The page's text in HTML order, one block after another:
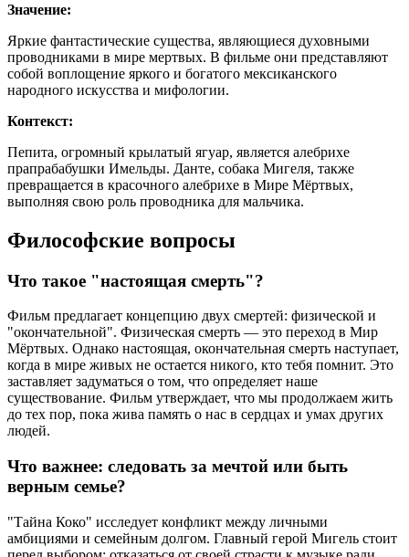
Значение:
Яркие фантастические существа, являющиеся духовными
проводниками в мире мертвых. В фильме они представляют
собой воплощение яркого и богатого мексиканского
народного искусства и мифологии.
Контекст:
Пепита, огромный крылатый ягуар, является алебрихе
прапрабабушки Имельды. Данте, собака Мигеля, также
превращается в красочного алебрихе в Мире Мёртвых,
выполняя свою роль проводника для мальчика.
Философские вопросы
Что такое "настоящая смерть"?
Фильм предлагает концепцию двух смертей: физической и
"окончательной". Физическая смерть — это переход в Мир
Мёртвых. Однако настоящая, окончательная смерть наступает,
когда в мире живых не остается никого, кто тебя помнит. Это
заставляет задуматься о том, что определяет наше
существование. Фильм утверждает, что мы продолжаем жить
до тех пор, пока жива память о нас в сердцах и умах других
людей.
Что важнее: следовать за мечтой или быть
верным семье?
"Тайна Коко" исследует конфликт между личными
амбициями и семейным долгом. Главный герой Мигель стоит